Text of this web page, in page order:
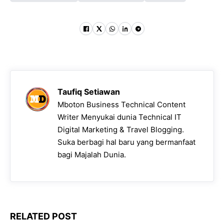
Taufiq Setiawan
Mboton Business Technical Content
Writer Menyukai dunia Technical IT
Digital Marketing & Travel Blogging.
Suka berbagi hal baru yang bermanfaat
bagi Majalah Dunia.
RELATED POST